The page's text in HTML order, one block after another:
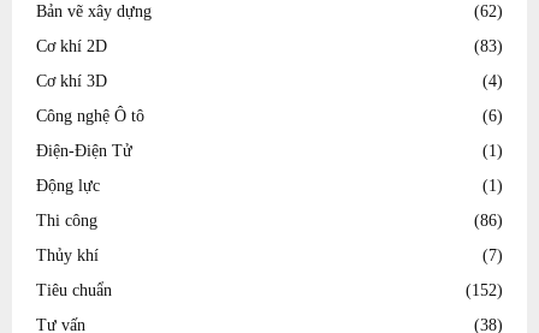
Bản vẽ xây dựng
(62)
Cơ khí 2D
(83)
Cơ khí 3D
(4)
Công nghệ Ô tô
(6)
Điện-Điện Tử
(1)
Động lực
(1)
Thi công
(86)
Thủy khí
(7)
Tiêu chuẩn
(152)
Tư vấn
(38)